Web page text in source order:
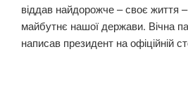
віддав найдорожче – своє життя
майбутнє нашої держави. Вічна
написав президент на офіційній